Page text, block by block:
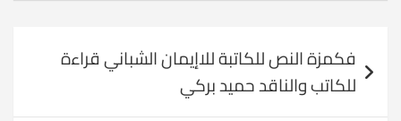
المقالات
فكمزة النص للكاتبة للاإيمان الشباني قراءة
للكاتب والناقد حميد بركي